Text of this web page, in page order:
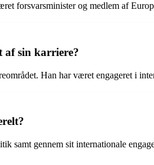
forsvarsminister og medlem af
af sin karriere?
Han har været engageret i
samt gennem sit internationale